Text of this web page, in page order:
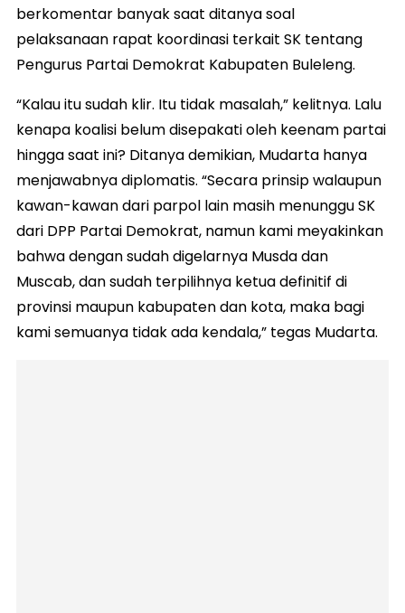
berkomentar banyak saat ditanya soal
pelaksanaan rapat koordinasi terkait SK tentang
Pengurus Partai Demokrat Kabupaten Buleleng.
“Kalau itu sudah klir. Itu tidak masalah,” kelitnya. Lalu
kenapa koalisi belum disepakati oleh keenam partai
hingga saat ini? Ditanya demikian, Mudarta hanya
menjawabnya diplomatis. “Secara prinsip walaupun
kawan-kawan dari parpol lain masih menunggu SK
dari DPP Partai Demokrat, namun kami meyakinkan
bahwa dengan sudah digelarnya Musda dan
Muscab, dan sudah terpilihnya ketua definitif di
provinsi maupun kabupaten dan kota, maka bagi
kami semuanya tidak ada kendala,” tegas Mudarta.